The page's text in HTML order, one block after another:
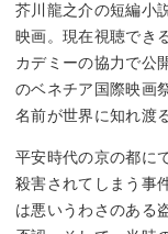
芥川龍之介の短編小
映画。現在視聴でき
カデミーの協力で公
のベネチア国際映画
名前が世界に知れ渡
平安時代の京の都に
殺害されてしまう事
は悪いうわさのある